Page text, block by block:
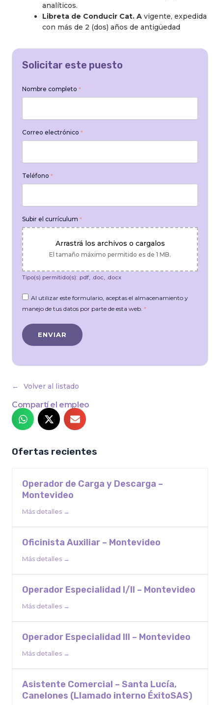
analíticos.
Libreta de Conducir Cat. A vigente, expedida
con más de 2 (dos) años de antigüedad
Solicitar este puesto
Nombre completo *
Correo electrónico *
Teléfono *
Subir el currículum *
Arrastrá los archivos o cargalos
El tamaño máximo permitido es de 1 MB.
Tipo(s) permitido(s): .pdf, .doc, .docx
Al utilizar este formulario, aceptas el almacenamiento y
manejo de tus datos por parte de esta web. *
Volver al listado
Compartí el empleo
Ofertas recientes
Operador de Carga y Descarga –
Montevideo
Más detalles
Oficinista Auxiliar – Montevideo
Más detalles
Operador Especialidad I/II – Montevideo
Más detalles
Operador Especialidad III – Montevideo
Más detalles
Asistente Comercial – Santa Lucía,
Canelones (Llamado interno ÉxitoSAS)